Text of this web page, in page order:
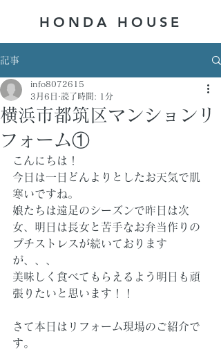
HONDA ​HOUSE
記事
横浜市都筑区マンションリ
フォーム①
info8072615
3月6日
読了時間: 1分
こんにちは！
今日は一日どんよりとしたお天気で肌
寒いですね。
娘たちは遠足のシーズンで昨日は次
女、明日は長女と苦手なお弁当作りの
プチストレスが続いております
が、、、
美味しく食べてもらえるよう明日も頑
張りたいと思います！！
さて本日はリフォーム現場のご紹介で
す。